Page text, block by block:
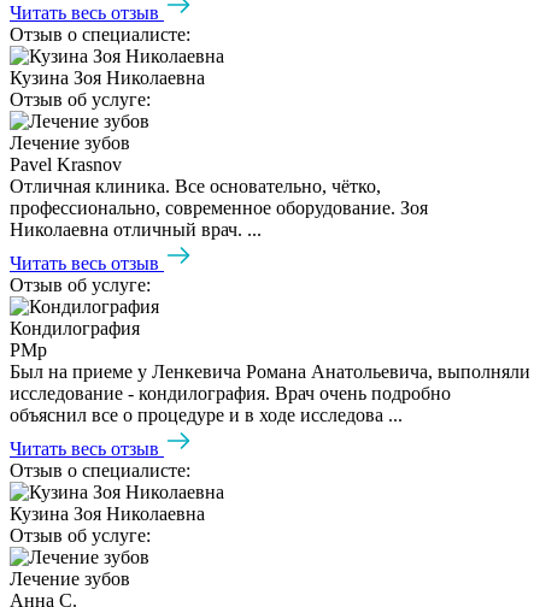
Читать весь отзыв
Отзыв о специалисте:
Кузина Зоя Николаевна
Отзыв об услуге:
Лечение зубов
Pavel Krasnov
Отличная клиника. Все основательно, чётко,
профессионально, современное оборудование. Зоя
Николаевна отличный врач. ...
Читать весь отзыв
Отзыв об услуге:
Кондилография
PMp
Был на приеме у Ленкевича Романа Анатольевича, выполняли
исследование - кондилография. Врач очень подробно
объяснил все о процедуре и в ходе исследова ...
Читать весь отзыв
Отзыв о специалисте:
Кузина Зоя Николаевна
Отзыв об услуге:
Лечение зубов
Анна С.